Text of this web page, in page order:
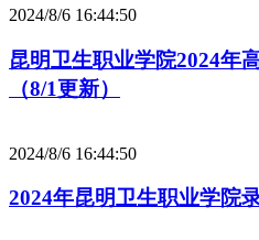
2024/8/6 16:44:50
昆明卫生职业学院2024年
（8/1更新）
2024/8/6 16:44:50
2024年昆明卫生职业学院